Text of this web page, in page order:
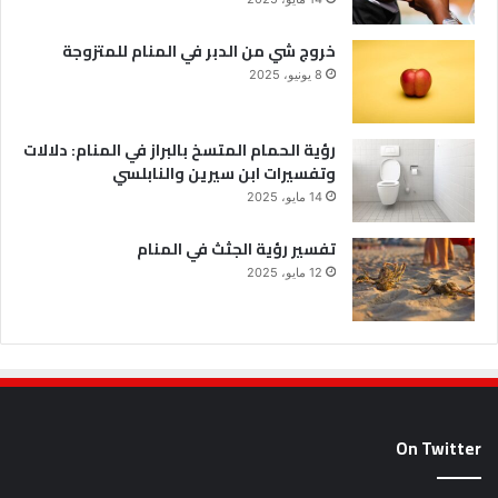
خروج شي من الدبر في المنام للمتزوجة
8 يونيو، 2025
رؤية الحمام المتسخ بالبراز في المنام: دلالات
وتفسيرات ابن سيرين والنابلسي
14 مايو، 2025
تفسير رؤية الجثث في المنام
12 مايو، 2025
On Twitter